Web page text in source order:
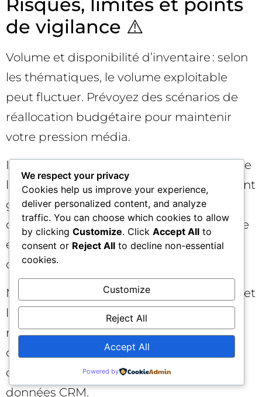
de vigilance ⚠️
Volume et disponibilité d’inventaire : selon
les thématiques, le volume exploitable
peut fluctuer. Prévoyez des scénarios de
réallocation budgétaire pour maintenir
votre pression média.
Inflation potentielle du CPC : à mesure que
la concurrence augmente, les CPC peuvent
grimper. Appuyez-vous sur la qualité
créative, la pertinence de l’intention ciblée
et la performance des landings pour
conserver un avantage d’enchère.
Mesure en évolution : même avec le pixel et
la Conversions API, l’attribution parfaite
n’existe pas. Multipliez les points de
contrôle (modèles d’attribution, études
d’incrémentalité) et croisez avec vos
données CRM.
We respect your privacy
Cookies help us improve your experience,
deliver personalized content, and analyze
traffic. You can choose which cookies to allow
by clicking Customize. Click Accept All to
consent or Reject All to decline non-essential
cookies.
Customize
Reject All
Accept All
Powered by